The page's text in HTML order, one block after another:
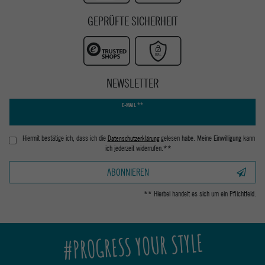
GEPRÜFTE SICHERHEIT
NEWSLETTER
E-MAIL **
Hiermit bestätige ich, dass ich die Daten­schutz­erklärunggelesen habe. Meine Einwilligung kann
ich jederzeit widerrufen.**
ABONNIEREN
** Hierbei handelt es sich um ein Pflichtfeld.
#PROGRESS YOUR STYLE